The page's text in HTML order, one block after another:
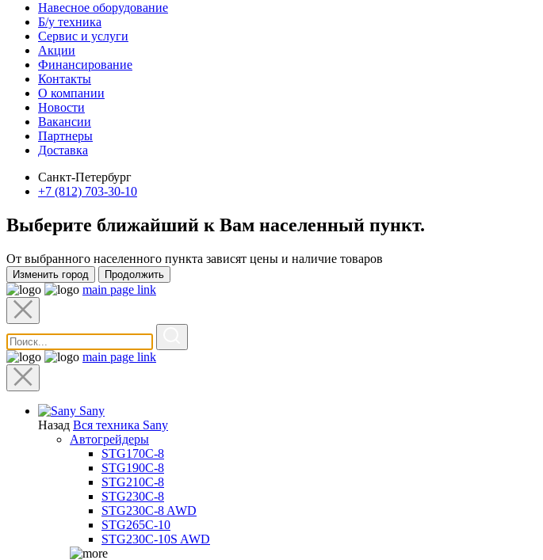
Навесное оборудование
Б/у техника
Сервис и услуги
Акции
Финансирование
Контакты
О компании
Новости
Вакансии
Партнеры
Доставка
Санкт-Петербург
+7 (812) 703-30-10
Выберите ближайший к Вам населенный пункт.
От выбранного населенного пункта зависят цены и наличие товаров
Изменить город Продолжить
main page link
main page link
Sany
Назад Вся техника Sany
Автогрейдеры
STG170C-8
STG190C-8
STG210C-8
STG230C-8
STG230C-8 AWD
STG265C-10
STG230C-10S AWD